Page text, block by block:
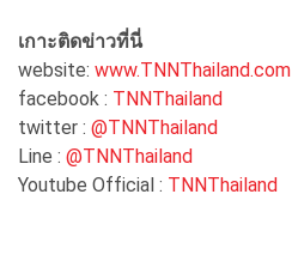
เกาะติดข่าวที่นี่
website: www.TNNThailand.com
facebook : TNNThailand
twitter : @TNNThailand
Line : @TNNThailand
Youtube Official : TNNThailand